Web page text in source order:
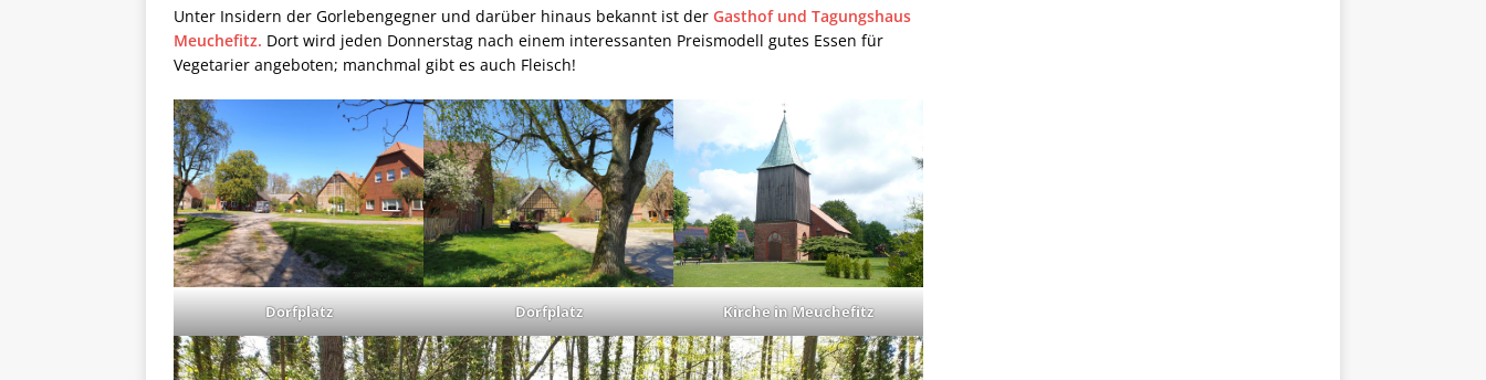
Unter Insidern der Gorlebengegner und darüber hinaus bekannt ist der Gasthof und Tagungshaus
Meuchefitz. Dort wird jeden Donnerstag nach einem interessanten Preismodell gutes Essen für
Vegetarier angeboten; manchmal gibt es auch Fleisch!
Dorfplatz Dorfplatz Kirche in Meuchefitz